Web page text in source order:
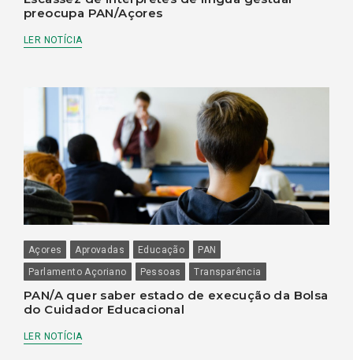
preocupa PAN/Açores
LER NOTÍCIA
Açores Aprovadas Educação
PAN
Parlamento Açoriano
Pessoas Transparência
PAN/A quer saber estado de execução da Bolsa
do Cuidador Educacional
LER NOTÍCIA